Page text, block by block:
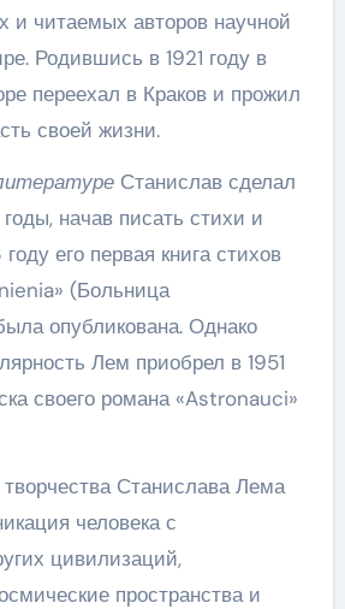
и читаемых авторов научной
Родившись в 1921 году в
переехал в Краков и прожил
своей жизни.
Станислав сделал
начав писать стихи и
его первая книга стихов
(Больница
опубликована. Однако
Лем приобрел в 1951
своего романа «Astronauci»
Станислава Лема
человека с
цивилизаций,
пространства и